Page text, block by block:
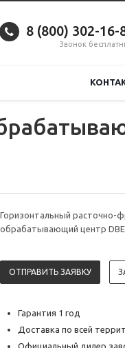
8 (800) 302-16-
Звонок
Горизонтальный расточно-
обрабатывающий центр
ОТПРАВИТЬ ЗАЯВКУ
Гарантия 1 год
Доставка по всей
Официальный дилер